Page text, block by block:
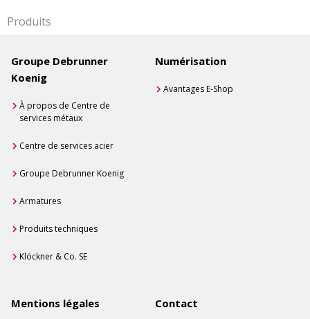
Produits
Groupe Debrunner
Koenig
À propos de Centre de
services métaux
Centre de services acier
Groupe Debrunner Koenig
Armatures
Produits techniques
Klöckner & Co. SE
Numérisation
Avantages E-Shop
Mentions légales Contact